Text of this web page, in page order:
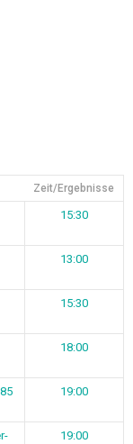
Zeit/Ergebnisse
15:30
13:00
15:30
18:00
19:00
19:00